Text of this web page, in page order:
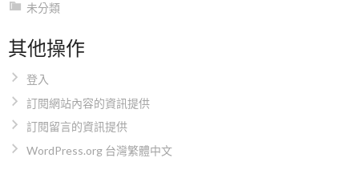
未分類
其他操作
登入
訂閱網站內容的資訊提供
訂閱留言的資訊提供
WordPress.org 台灣繁體中文